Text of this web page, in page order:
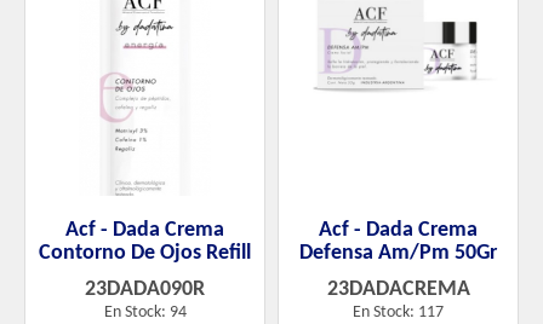
Acf - Dada Crema
Contorno De Ojos Refill
23DADA090R
En Stock: 94
Acf - Dada Crema
Defensa Am/Pm 50Gr
23DADACREMA
En Stock: 117